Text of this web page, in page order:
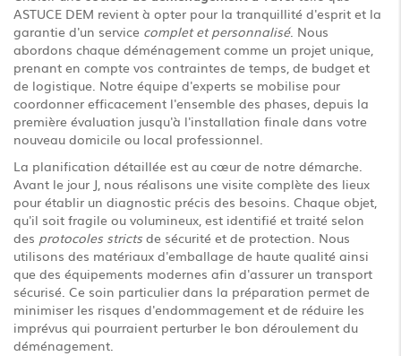
ASTUCE DEM revient à opter pour la tranquillité d'esprit et la
garantie d'un service complet et personnalisé. Nous
abordons chaque déménagement comme un projet unique,
prenant en compte vos contraintes de temps, de budget et
de logistique. Notre équipe d'experts se mobilise pour
coordonner efficacement l'ensemble des phases, depuis la
première évaluation jusqu'à l'installation finale dans votre
nouveau domicile ou local professionnel.
La planification détaillée est au cœur de notre démarche.
Avant le jour J, nous réalisons une visite complète des lieux
pour établir un diagnostic précis des besoins. Chaque objet,
qu'il soit fragile ou volumineux, est identifié et traité selon
des protocoles stricts de sécurité et de protection. Nous
utilisons des matériaux d'emballage de haute qualité ainsi
que des équipements modernes afin d'assurer un transport
sécurisé. Ce soin particulier dans la préparation permet de
minimiser les risques d'endommagement et de réduire les
imprévus qui pourraient perturber le bon déroulement du
déménagement.